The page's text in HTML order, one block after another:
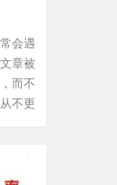
会遇
章被
而不
不更